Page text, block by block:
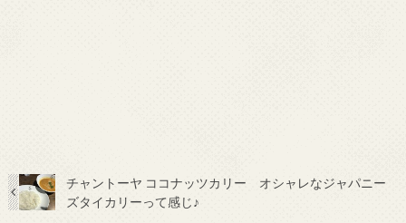
チャントーヤ ココナッツカリー オシャレなジャパニー
ズタイカリーって感じ♪